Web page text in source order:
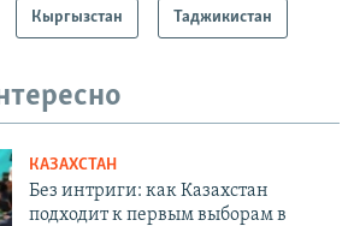
Кыргызстан Таджикистан
КАЗАХСТАН
Без интриги: как Казахстан
подходит к первым выборам в